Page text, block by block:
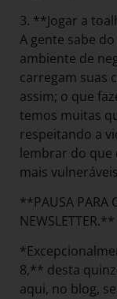
3. **Jogar a
A gente sabe
ambiente de
carregam suas
assim; o que
temos muitas
respeitando a
lembrar do que
mais
**PAUSA PARA
NEWSLETTER.**
8,** desta
aqui, no blog,